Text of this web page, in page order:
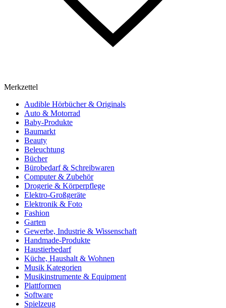
Merkzettel
Audible Hörbücher & Originals
Auto & Motorrad
Baby-Produkte
Baumarkt
Beauty
Beleuchtung
Bücher
Bürobedarf & Schreibwaren
Computer & Zubehör
Drogerie & Körperpflege
Elektro-Großgeräte
Elektronik & Foto
Fashion
Garten
Gewerbe, Industrie & Wissenschaft
Handmade-Produkte
Haustierbedarf
Küche, Haushalt & Wohnen
Musik Kategorien
Musikinstrumente & Equipment
Plattformen
Software
Spielzeug